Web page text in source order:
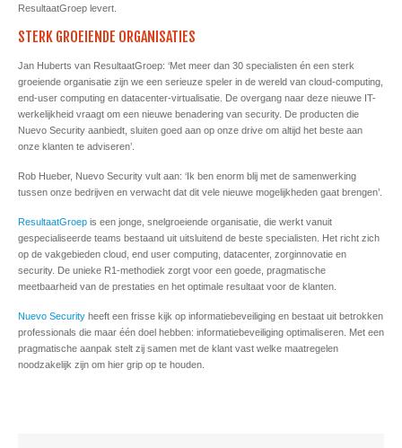
ResultaatGroep levert.
STERK GROEIENDE ORGANISATIES
Jan Huberts van ResultaatGroep: ‘Met meer dan 30 specialisten én een sterk
groeiende organisatie zijn we een serieuze speler in de wereld van cloud-computing,
end-user computing en datacenter-virtualisatie. De overgang naar deze nieuwe IT-
werkelijkheid vraagt om een nieuwe benadering van security. De producten die
Nuevo Security aanbiedt, sluiten goed aan op onze drive om altijd het beste aan
onze klanten te adviseren’.
Rob Hueber, Nuevo Security vult aan: ‘Ik ben enorm blij met de samenwerking
tussen onze bedrijven en verwacht dat dit vele nieuwe mogelijkheden gaat brengen’.
ResultaatGroep is een jonge, snelgroeiende organisatie, die werkt vanuit
gespecialiseerde teams bestaand uit uitsluitend de beste specialisten. Het richt zich
op de vakgebieden cloud, end user computing, datacenter, zorginnovatie en
security. De unieke R1-methodiek zorgt voor een goede, pragmatische
meetbaarheid van de prestaties en het optimale resultaat voor de klanten.
Nuevo Security heeft een frisse kijk op informatiebeveiliging en bestaat uit betrokken
professionals die maar één doel hebben: informatiebeveiliging optimaliseren. Met een
pragmatische aanpak stelt zij samen met de klant vast welke maatregelen
noodzakelijk zijn om hier grip op te houden.